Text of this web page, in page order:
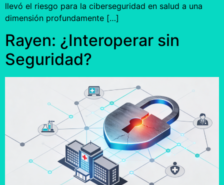
llevó el riesgo para la ciberseguridad en salud a una
dimensión profundamente […]
Rayen: ¿Interoperar sin
Seguridad?